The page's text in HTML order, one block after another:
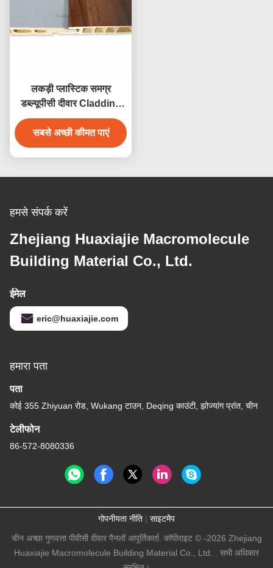
लकड़ी प्लास्टिक समग्र
डब्ल्यूपीसी दीवार Cladding
होटल आंतरिक दीवार
Cladding सजावट
सबसे अच्छी कीमत पाएं
हमसे संपर्क करें
Zhejiang Huaxiajie Macromolecule
Building Material Co., Ltd.
ईमेल
eric@huaxiajie.com
हमारा पता
पता
कोई 355 Zhiyuan रोड, Wukang टाउन, Deqing काउंटी, झोज्यांग प्रांत, चीन
टेलीफोन
86-572-8080336
गोपनीयता नीति | साइटमैप
चीन अच्छा गुणवत्ता पीवीसी दीवार पैनलों आपूर्तिकर्ता. कॉपीराइट © -2026 Zhejiang
Huaxiajie Macromolecule Building Material Co., Ltd. . सभी अधिकार